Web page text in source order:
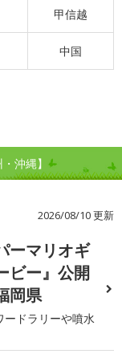
甲信越
中国
沖縄】
2026/08/10 更新
ーマリオギ
ビー』公開
岡県
ードラリーや噴水